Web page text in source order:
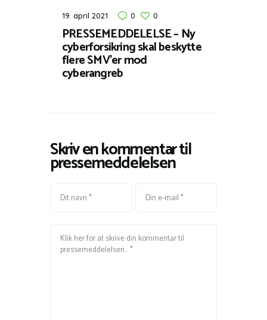
19. april 2021 0 0
PRESSEMEDDELELSE – Ny
cyberforsikring skal beskytte
flere SMV’er mod
cyberangreb
Skriv en kommentar til
pressemeddelelsen